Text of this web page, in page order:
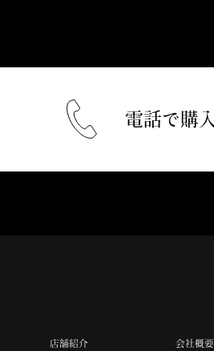
電話で購入
店舗紹介 会社概要